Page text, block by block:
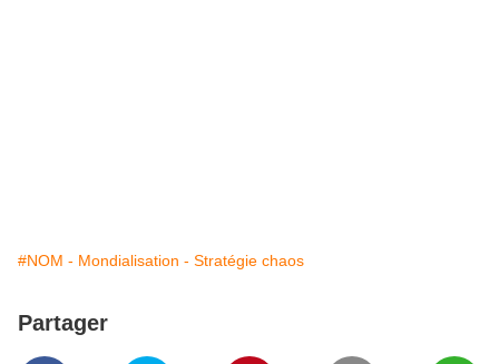
#NOM - Mondialisation - Stratégie chaos
Partager